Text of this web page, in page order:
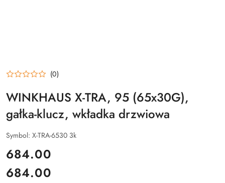
(0)
WINKHAUS X-TRA, 95 (65x30G),
gałka-klucz, wkładka drzwiowa
Symbol: X-TRA-6530 3k
cena:
684.00
Cena:
684.00